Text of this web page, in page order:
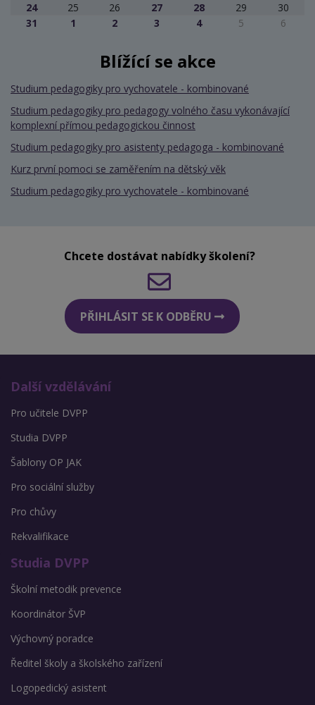
24
25 26 27 28 29
30
31
1 2 3 4 5 6
Blížící se akce
Studium pedagogiky pro vychovatele - kombinované
Studium pedagogiky pro pedagogy volného času vykonávající
komplexní přímou pedagogickou činnost
Studium pedagogiky pro asistenty pedagoga - kombinované
Kurz první pomoci se zaměřením na dětský věk
Studium pedagogiky pro vychovatele - kombinované
Chcete dostávat nabídky školení?
PŘIHLÁSIT SE K ODBĚRU
Další vzdělávání
Pro učitele DVPP
Studia DVPP
Šablony OP JAK
Pro sociální služby
Pro chůvy
Rekvalifikace
Studia DVPP
Školní metodik prevence
Koordinátor ŠVP
Výchovný poradce
Ředitel školy a školského zařízení
Logopedický asistent